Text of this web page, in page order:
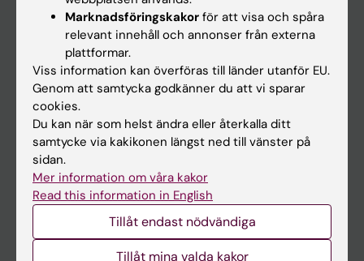
Forskning
På gång
Nyheter
Kalender
Student
Ladok
Canvas
Marknadsföringskakor för att visa och spåra
relevant innehåll och annonser från externa
plattformar.
Viss information kan överföras till länder utanför EU.
Genom att samtycka godkänner du att vi sparar
cookies.
Du kan när som helst ändra eller återkalla ditt
samtycke via kakikonen längst ned till vänster på
sidan.
Mer information om våra kakor
Read this information in English
Tillåt endast nödvändiga
Tillåt mina valda kakor